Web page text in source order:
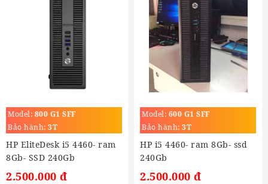
Model: 800 G1 SFF
Bảo hành: 3T
HP EliteDesk i5 4460- ram
8Gb- SSD 240Gb
2.500.000 đ
Model: 600 G1 SFF
Bảo hành: 3T
HP i5 4460- ram 8Gb- ssd
240Gb
2.500.000 đ